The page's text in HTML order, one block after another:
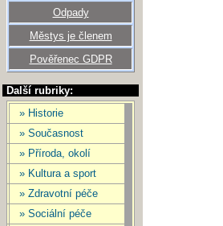
Odpady
Městys je členem
Pověřenec GDPR
Další rubriky:
» Historie
» Současnost
» Příroda, okolí
» Kultura a sport
» Zdravotní péče
» Sociální péče